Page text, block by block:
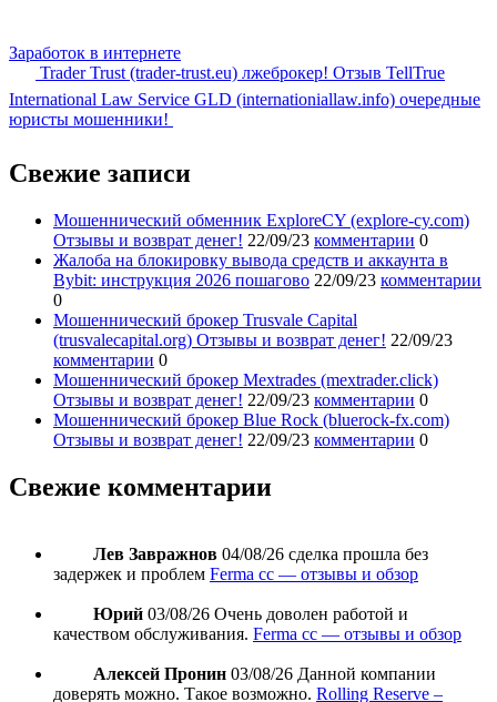
Заработок в интернете
Trader Trust (trader-trust.eu) лжеброкер! Отзыв TellTrue
International Law Service GLD (internationiallaw.info) очередные
юристы мошенники!
Свежие записи
Мошеннический обменник ExploreCY (explore-cy.com)
Отзывы и возврат денег! 22/09/23 комментарии 0
Жалоба на блокировку вывода средств и аккаунта в
Bybit: инструкция 2026 пошагово 22/09/23 комментарии
0
Мошеннический брокер Trusvale Capital
(trusvalecapital.org) Отзывы и возврат денег! 22/09/23
комментарии 0
Мошеннический брокер Mextrades (mextrader.click)
Отзывы и возврат денег! 22/09/23 комментарии 0
Мошеннический брокер Blue Rock (bluerock-fx.com)
Отзывы и возврат денег! 22/09/23 комментарии 0
Свежие комментарии
Лев Завражнов 04/08/26 сделка прошла без
задержек и проблем Ferma cc — отзывы и обзор
Юрий 03/08/26 Очень доволен работой и
качеством обслуживания. Ferma cc — отзывы и обзор
Алексей Пронин 03/08/26 Данной компании
доверять можно. Такое возможно. Rolling Reserve –